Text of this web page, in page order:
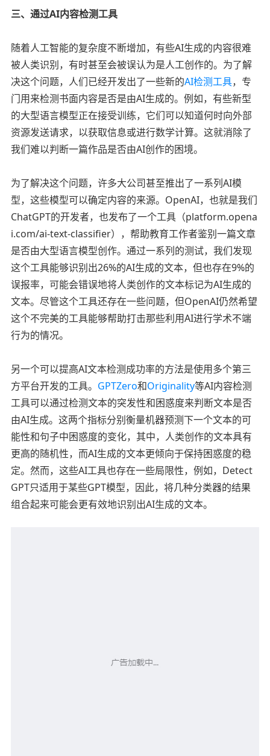
三、通过AI内容检测工具
随着人工智能的复杂度不断增加，有些AI生成的内容很难
被人类识别，有时甚至会被误认为是人工创作的。为了解
决这个问题，人们已经开发出了一些新的AI检测工具，专
门用来检测书面内容是否是由AI生成的。例如，有些新型
的大型语言模型正在接受训练，它们可以知道何时向外部
资源发送请求，以获取信息或进行数学计算。这就消除了
我们难以判断一篇作品是否由AI创作的困境。
为了解决这个问题，许多大公司甚至推出了一系列AI模
型，这些模型可以确定内容的来源。OpenAI，也就是我们
ChatGPT的开发者，也发布了一个工具（platform.opena
i.com/ai-text-classifier），帮助教育工作者鉴别一篇文章
是否由大型语言模型创作。通过一系列的测试，我们发现
这个工具能够识别出26%的AI生成的文本，但也存在9%的
误报率，可能会错误地将人类创作的文本标记为AI生成的
文本。尽管这个工具还存在一些问题，但OpenAI仍然希望
这个不完美的工具能够帮助打击那些利用AI进行学术不端
行为的情况。
另一个可以提高AI文本检测成功率的方法是使用多个第三
方平台开发的工具。 GPTZero和Originality等AI内容检测
工具可以通过检测文本的突发性和困惑度来判断文本是否
由AI生成。这两个指标分别衡量机器预测下一个文本的可
能性和句子中困惑度的变化，其中，人类创作的文本具有
更高的随机性，而AI生成的文本更倾向于保持困惑度的稳
定。然而，这些AI工具也存在一些局限性，例如，Detect
GPT只适用于某些GPT模型，因此，将几种分类器的结果
组合起来可能会更有效地识别出AI生成的文本。